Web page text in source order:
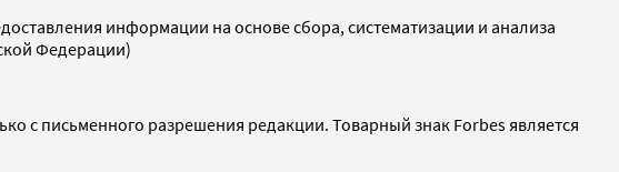
информации на основе сбора, систематизации и анализа
Федерации)
с письменного разрешения редакции. Товарный знак Forbes является